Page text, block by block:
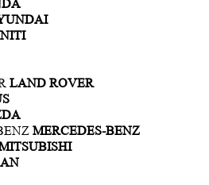
LAND ROVER
MERCEDES-BENZ